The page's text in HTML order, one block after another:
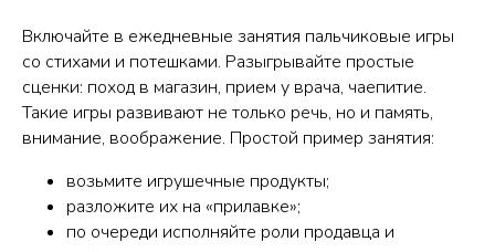
Включайте в ежедневные занятия пальчиковые игры
со стихами и потешками. Разыгрывайте простые
сценки: поход в магазин, прием у врача, чаепитие.
Такие игры развивают не только речь, но и память,
внимание, воображение. Простой пример занятия:
возьмите игрушечные продукты;
разложите их на «прилавке»;
по очереди исполняйте роли продавца и